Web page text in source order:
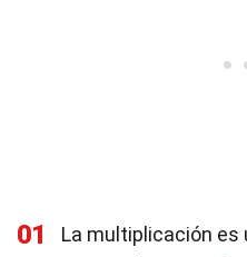
01
La multiplicación es